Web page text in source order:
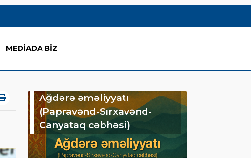
MEDİADA BİZ
Ağdərə əməliyyatı
(Papravənd-Sırxavənd-
Canyataq cəbhəsi)